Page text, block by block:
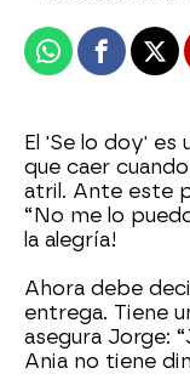
WhatsappFacebook
X
El 'Se lo doy' es
que caer
atril. Ante este
“No me lo
la alegría!
Ahora debe
entrega. Tiene
asegura Jorge:
Ania no tiene